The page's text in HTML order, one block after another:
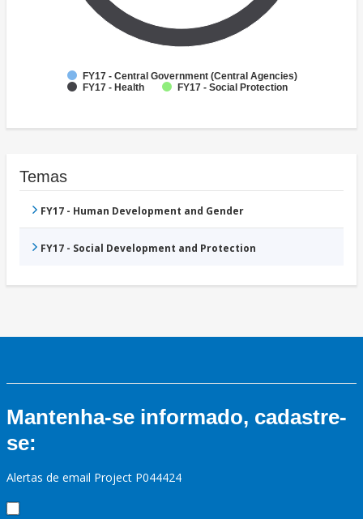
FY17 - Central Government (Central Agencies)
FY17 - Health
FY17 - Social Protection
Temas
FY17 - Human Development and Gender
FY17 - Social Development and Protection
Mantenha-se informado, cadastre-
se:
Alertas de email Project P044424